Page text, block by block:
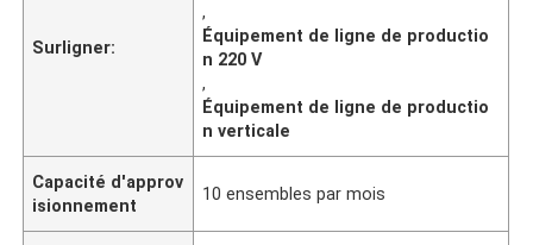
Surligner:
,
Équipement de ligne de productio
n 220 V
,
Équipement de ligne de productio
n verticale
Capacité d'approv
isionnement
10 ensembles par mois